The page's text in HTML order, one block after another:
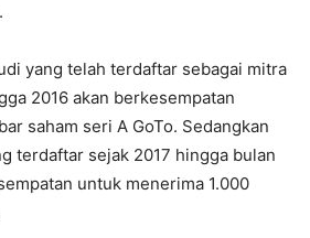
yang telah terdaftar sebagai mitra
2016 akan berkesempatan
saham seri A GoTo. Sedangkan
terdaftar sejak 2017 hingga bulan
untuk menerima 1.000